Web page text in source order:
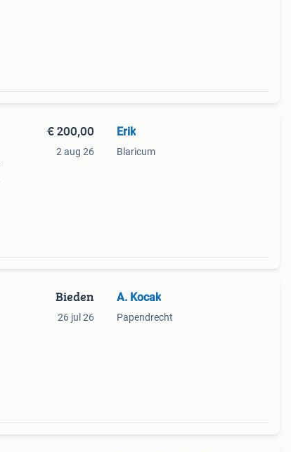
€ 200,00
2 aug 26
Erik
Blaricum
Bieden
26 jul 26
A. Kocak
Papendrecht